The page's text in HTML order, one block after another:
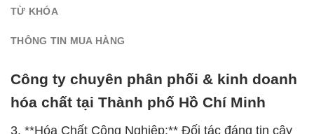
TỪ KHÓA
THÔNG TIN MUA HÀNG
Công ty chuyên phân phối & kinh doanh
hóa chất tại Thành phố Hồ Chí Minh
3. **Hóa Chất Công Nghiệp:** Đối tác đáng tin cậy